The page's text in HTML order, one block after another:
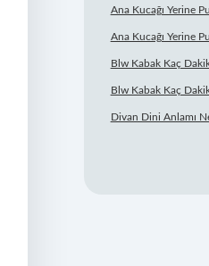
Ana Kucağı Yerine
Ana Kucağı Yerine
Blw Kabak Kaç
Blw Kabak Kaç
Divan Dini Anlamı